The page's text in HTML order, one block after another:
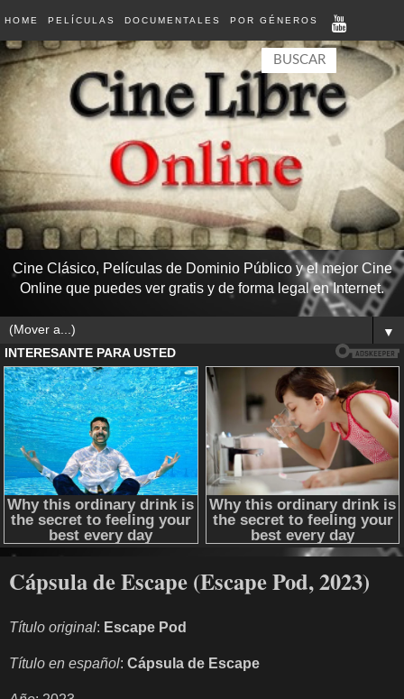
HOME PELÍCULAS DOCUMENTALES POR GÉNEROS
Cine Clásico, Películas de Dominio Público y el mejor Cine
Online que puedes ver gratis y de forma legal en Internet.
▼
Cápsula de Escape (Escape Pod, 2023)
Título original: Escape Pod
Título en español: Cápsula de Escape